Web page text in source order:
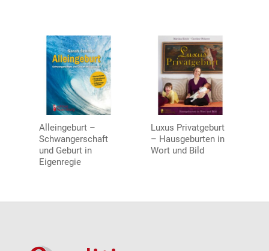
Alleingeburt –
Schwangerschaft
und Geburt in
Eigenregie
Luxus Privatgeburt
– Hausgeburten in
Wort und Bild